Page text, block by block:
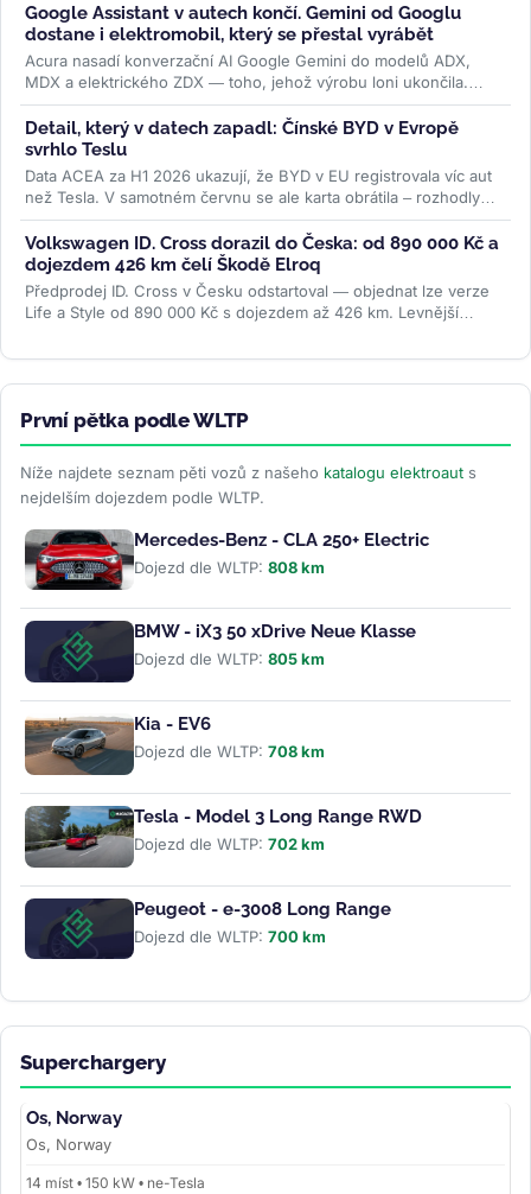
Google Assistant v autech končí. Gemini od Googlu
dostane i elektromobil, který se přestal vyrábět
Acura nasadí konverzační AI Google Gemini do modelů ADX,
MDX a elektrického ZDX — toho, jehož výrobu loni ukončila.
Přidává se k vlně,...>>
Detail, který v datech zapadl: Čínské BYD v Evropě
svrhlo Teslu
Data ACEA za H1 2026 ukazují, že BYD v EU registrovala víc aut
než Tesla. V samotném červnu se ale karta obrátila – rozhodly
ceny paliv i...>>
Volkswagen ID. Cross dorazil do Česka: od 890 000 Kč a
dojezdem 426 km čelí Škodě Elroq
Předprodej ID. Cross v Česku odstartoval — objednat lze verze
Life a Style od 890 000 Kč s dojezdem až 426 km. Levnější
První pětka podle WLTP
Níže najdete seznam pěti vozů z našeho katalogu elektroaut s
nejdelším dojezdem podle WLTP.
Mercedes-Benz - CLA 250+ Electric
Dojezd dle WLTP: 808 km
BMW - iX3 50 xDrive Neue Klasse
Dojezd dle WLTP: 805 km
Kia - EV6
Dojezd dle WLTP: 708 km
Tesla - Model 3 Long Range RWD
Dojezd dle WLTP: 702 km
Peugeot - e-3008 Long Range
Dojezd dle WLTP: 700 km
Superchargery
Os, Norway
Os, Norway
14 míst • 150 kW • ne-Tesla